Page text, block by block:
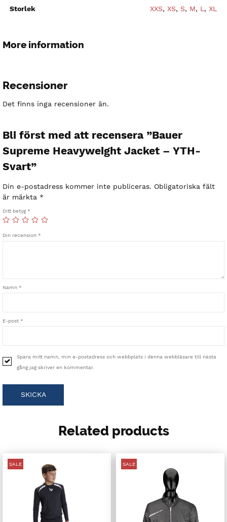
Storlek
XXS, XS, S, M, L , XL
More information
Recensioner
Det finns inga recensioner än.
Bli först med att recensera ”Bauer
Supreme Heavyweight Jacket – YTH-
Svart”
Din e-postadress kommer inte publiceras. Obligatoriska fält
är märkta*
Ditt betyg*
Din recension*
Namn*
E-post*
Spara mitt namn, min e-postadress och webbplats i denna webbläsare till nästa
gång jag skriver en kommentar.
Related products
SALE SALE